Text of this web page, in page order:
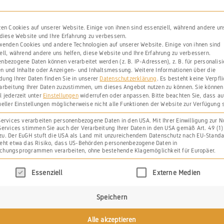
Weiterlesen
Cookies auf unserer Website. Einige von ihnen sind essenziell, während andere
Website und Ihre Erfahrung zu verbessern.
Cookies und andere Technologien auf unserer Website. Einige von ihnen sind
während andere uns helfen, diese Website und Ihre Erfahrung zu verbessern.
Daten können verarbeitet werden (z. B. IP-Adressen), z. B. für
und Inhalte oder Anzeigen- und Inhaltsmessung. Weitere Informationen über die
Ihrer Daten finden Sie in unserer Datenschutzerklärung . Es besteht keine
Ihrer Daten zuzustimmen, um dieses Angebot nutzen zu können. Sie
jederzeit unter Einstellungenwiderrufen oder anpassen. Bitte beachten Sie, dass
Einstellungen möglicherweise nicht alle Funktionen der Website zur Verfügung
verarbeiten personenbezogene Daten in den USA. Mit Ihrer Einwilligung zur
stimmen Sie auch der Verarbeitung Ihrer Daten in den USA gemäß Art. 49
zu. Der EuGH stuft die USA als Land mit unzureichendem Datenschutz nach EU-
etwa das Risiko, dass US-Behörden personenbezogene Daten in
verarbeiten, ohne bestehende Klagemöglichkeit für Europäer.
eine Liste der Service-Gruppen, für die
Essenziell Externe Medien
Speichern
Alle akzeptieren